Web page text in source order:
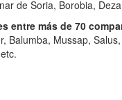
de Soria, Borobia,
entre más de 70
Balumba, Mussap,